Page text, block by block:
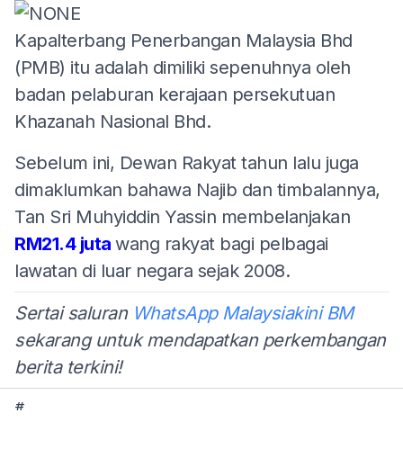
Kapalterbang Penerbangan Malaysia Bhd
(PMB) itu adalah dimiliki sepenuhnya oleh
badan pelaburan kerajaan persekutuan
Khazanah Nasional Bhd.
Sebelum ini, Dewan Rakyat tahun lalu juga
dimaklumkan bahawa Najib dan timbalannya,
Tan Sri Muhyiddin Yassin membelanjakan
RM21.4 juta wang rakyat bagi pelbagai
lawatan di luar negara sejak 2008.
Sertai saluran WhatsApp Malaysiakini BM
sekarang untuk mendapatkan perkembangan
berita terkini!
#